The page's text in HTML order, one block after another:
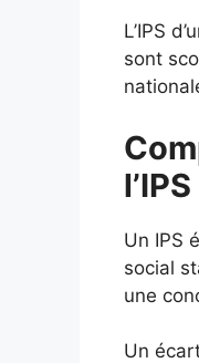
L’IPS
sont
Un IPS
social
une
Un